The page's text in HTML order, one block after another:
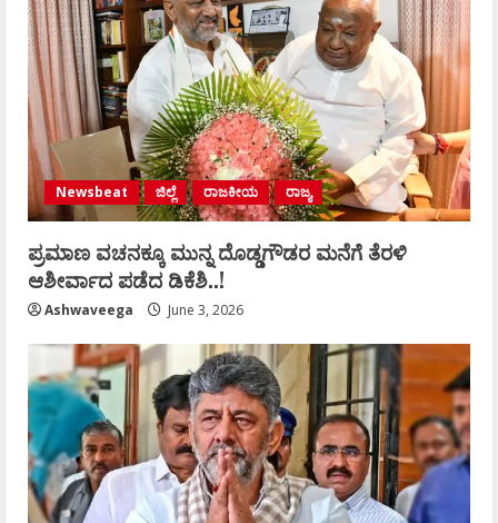
Newsbeat ಜಿಲ್ಲೆ ರಾಜಕೀಯ ರಾಜ್ಯ
ಪ್ರಮಾಣ ವಚನಕ್ಕೂ ಮುನ್ನ ದೊಡ್ಡಗೌಡರ ಮನೆಗೆ ತೆರಳಿ
ಆಶೀರ್ವಾದ ಪಡೆದ ಡಿಕೆಶಿ..!
Ashwaveega June 3, 2026